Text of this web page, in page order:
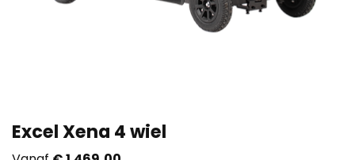
Excel Xena 4 wiel